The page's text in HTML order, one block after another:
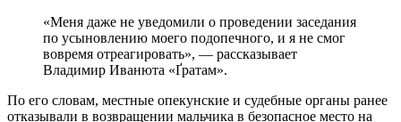
«Меня даже не уведомили о проведении заседания
по усыновлению моего подопечного, и я не смог
вовремя отреагировать», — рассказывает
Владимир Иванюта «Ґратам».
По его словам, местные опекунские и судебные органы ранее
отказывали в возвращении мальчика в безопасное место на